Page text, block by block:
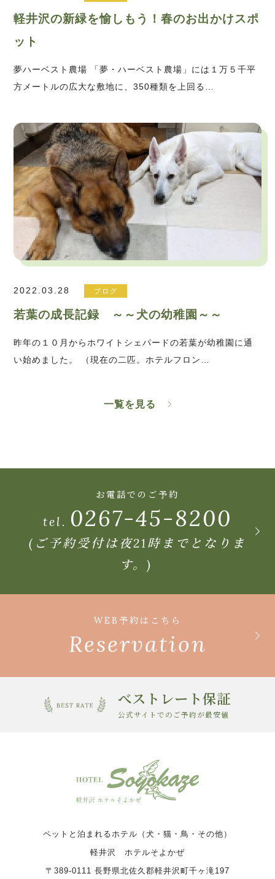
軽井沢の新緑を愉しもう！春のお出かけスポ
ット
夢ハーベスト農場 「夢・ハーベスト農場」には１万５千平
方メートルの広大な敷地に、350種類を上回る…
2022.03.28 ブログ
若葉の成長記録 ～～犬の幼稚園～～
昨年の１０月からホワイトシェパードの若葉が幼稚園に通
い始めました。 （現在の二匹。ホテルフロン…
一覧を見る
お電話でのご予約
tel. 0267-45-8200
(ご予約受付は夜21時までとなりま
す。)
WEB予約はこちら
Reservation
べストレート保証
公式サイトでのご予約が最安値
ペットと泊まれるホテル（犬・猫・鳥・その他）
軽井沢 ホテルそよかぜ
〒389-0111 長野県北佐久郡軽井沢町千ヶ滝197